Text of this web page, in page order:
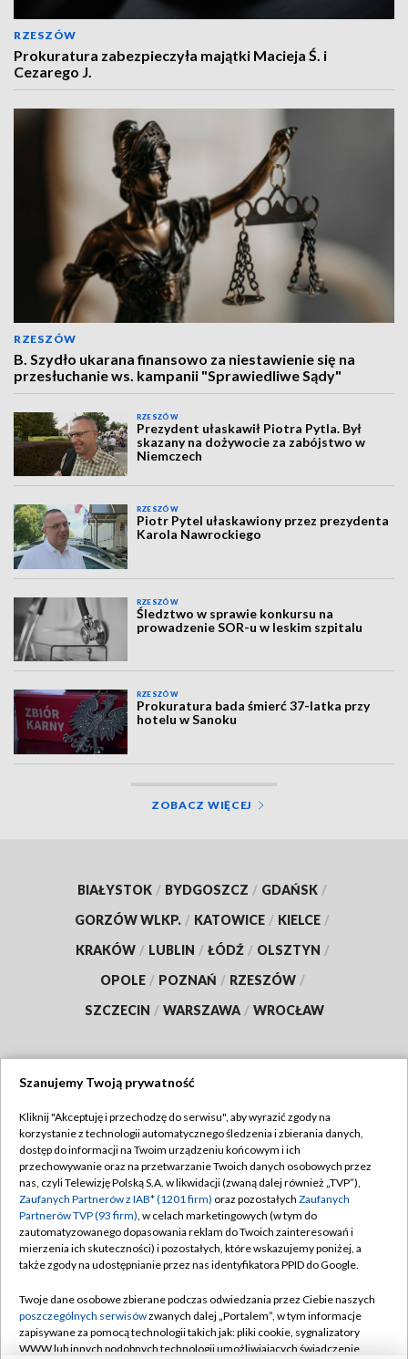
RZESZÓW
Prokuratura zabezpieczyła majątki Macieja Ś. i
Cezarego J.
RZESZÓW
B. Szydło ukarana finansowo za niestawienie się na
przesłuchanie ws. kampanii "Sprawiedliwe Sądy"
RZESZÓW
Prezydent ułaskawił Piotra Pytla. Był
skazany na dożywocie za zabójstwo w
Niemczech
RZESZÓW
Piotr Pytel ułaskawiony przez prezydenta
Karola Nawrockiego
RZESZÓW
Śledztwo w sprawie konkursu na
prowadzenie SOR-u w leskim szpitalu
RZESZÓW
Prokuratura bada śmierć 37-latka przy
hotelu w Sanoku
ZOBACZ WIĘCEJ
BIAŁYSTOK / BYDGOSZCZ / GDAŃSK /
GORZÓW WLKP. / KATOWICE / KIELCE /
KRAKÓW / LUBLIN / ŁÓDŹ / OLSZTYN /
OPOLE / POZNAŃ / RZESZÓW /
SZCZECIN / WARSZAWA / WROCŁAW
TVP
Abonament TVP
Emisja w TVP
Centrum informacji TVP
Naziemna Telewizja Cyfrowa
Rada Programowa
System NOS
Regulamin TVP
Polityka prywatności
Moje zgody
Pomoc
Kontakt
Szanujemy Twoją prywatność
Kliknij "Akceptuję i przechodzę do serwisu", aby wyrazić zgody na
korzystanie z technologii automatycznego śledzenia i zbierania danych,
dostęp do informacji na Twoim urządzeniu końcowym i ich
przechowywanie oraz na przetwarzanie Twoich danych osobowych przez
nas, czyli Telewizję Polską S.A. w likwidacji (zwaną dalej również „TVP”),
Zaufanych Partnerów z IAB* (1201 firm) oraz pozostałych Zaufanych
Partnerów TVP (93 firm), w celach marketingowych (w tym do
zautomatyzowanego dopasowania reklam do Twoich zainteresowań i
mierzenia ich skuteczności) i pozostałych, które wskazujemy poniżej, a
także zgody na udostępnianie przez nas identyfikatora PPID do Google.
Twoje dane osobowe zbierane podczas odwiedzania przez Ciebie naszych
poszczególnych serwisówzwanych dalej „Portalem”, w tym informacje
zapisywane za pomocą technologii takich jak: pliki cookie, sygnalizatory
WWW lub innych podobnych technologii umożliwiających świadczenie